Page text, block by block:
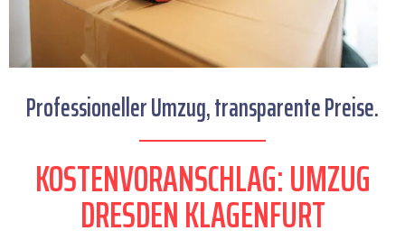
Professioneller Umzug, transparente Preise.
KOSTENVORANSCHLAG: UMZUG
DRESDEN KLAGENFURT